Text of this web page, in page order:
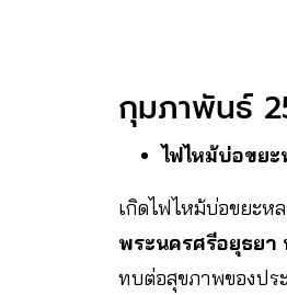
กุมภาพันธ์
ไฟไหม้บ่อขย
เกิดไฟไหม้บ่อขยะห
พระนครศรีอยุธยา
ทบต่อสุขภาพของปร